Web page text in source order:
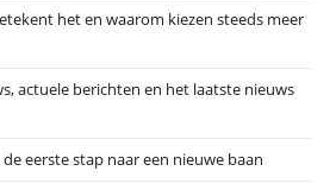
het en waarom kiezen steeds meer
actuele berichten en het laatste nieuws
eerste stap naar een nieuwe baan